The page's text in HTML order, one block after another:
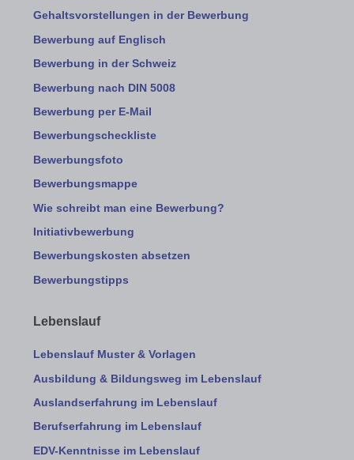
Gehaltsvorstellungen in der Bewerbung
Bewerbung auf Englisch
Bewerbung in der Schweiz
Bewerbung nach DIN 5008
Bewerbung per E-Mail
Bewerbungscheckliste
Bewerbungsfoto
Bewerbungsmappe
Wie schreibt man eine Bewerbung?
Initiativbewerbung
Bewerbungskosten absetzen
Bewerbungstipps
Lebenslauf
Lebenslauf Muster & Vorlagen
Ausbildung & Bildungsweg im Lebenslauf
Auslandserfahrung im Lebenslauf
Berufserfahrung im Lebenslauf
EDV-Kenntnisse im Lebenslauf